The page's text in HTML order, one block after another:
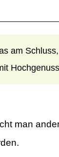
am Schluss,
man